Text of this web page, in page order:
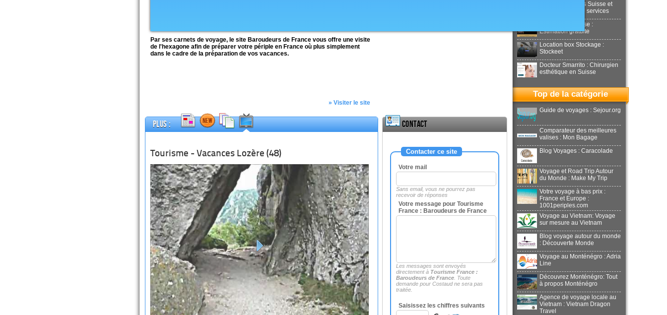
Par ses carnets de voyage, le site Baroudeurs de France vous offre une visite
de l'hexagone afin de préparer votre périple en France où plus simplement
dans le cadre de la préparation de vos vacances.
» Visiter le site
Plus :
Tourisme - Vacances Lozère (48)
Contact
Contacter ce site
Votre mail
Sans email, vous ne pourrez pas
recevoir de réponses
Votre message pour Tourisme
France : Baroudeurs de France
Les messages sont envoyés
directement à Tourisme France :
Baroudeurs de France . Toute
demande pour Costaud ne sera pas
traitée.
Saisissez les chiffres suivants
Déménagements Suisse et
international : NJ services
Achat or en Suisse :
Estimation gratuite
Location box Stockage :
Stockeet
Docteur Smarrito : Chirurgien
esthétique en Suisse
Top de la catégorie
Guide de voyages : Sejour.org
Comparateur des meilleures
valises : Mon Bagage
Blog Voyages : Caracolade
Voyage et Road Trip Autour
du Monde : Make My Trip
Votre voyage à bas prix :
France et Europe :
1001periples.com
Voyage au Vietnam: Voyage
sur mesure au Vietnam
Blog voyage autour du monde
: Découverte Monde
Voyage au Monténégro : Adria
Line
Découvrez Monténégro: Tout
à propos Monténégro
Agence de voyage locale au
Vietnam : Vietnam Dragon
Travel